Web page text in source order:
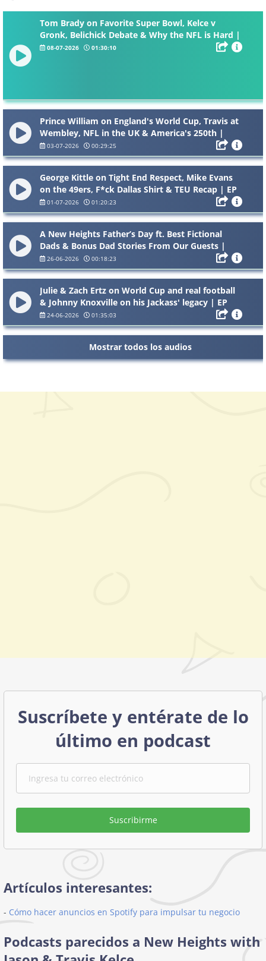
Tom Brady on Favorite Super Bowl, Kelce v
Gronk, Belichick Debate & Why the NFL is Hard |
EP 198
08-07-2026 01:30:10
Prince William on England's World Cup, Travis at
Wembley, NFL in the UK & America's 250th |
Bonus EP
03-07-2026 00:29:25
George Kittle on Tight End Respect, Mike Evans
on the 49ers, F*ck Dallas Shirt & TEU Recap | EP
19701-07-2026 01:20:23
A New Heights Father’s Day ft. Best Fictional
Dads & Bonus Dad Stories From Our Guests |
Bonus EP
26-06-2026 00:18:23
Julie & Zach Ertz on World Cup and real football
& Johnny Knoxville on his Jackass' legacy | EP
19624-06-2026 01:35:03
Mostrar todos los audios
Suscríbete y entérate de lo
último en podcast
Suscribirme
Artículos interesantes:
- Cómo hacer anuncios en Spotify para impulsar tu negocio
Podcasts parecidos a New Heights with